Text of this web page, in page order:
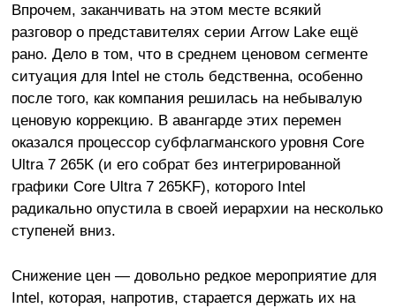
Впрочем, заканчивать на этом месте всякий
разговор о представителях серии Arrow Lake ещё
рано. Дело в том, что в среднем ценовом сегменте
ситуация для Intel не столь бедственна, особенно
после того, как компания решилась на небывалую
ценовую коррекцию. В авангарде этих перемен
оказался процессор субфлагманского уровня Core
Ultra 7 265K (и его собрат без интегрированной
графики Core Ultra 7 265KF), которого Intel
радикально опустила в своей иерархии на несколько
ступеней вниз.
Снижение цен — довольно редкое мероприятие для
Intel, которая, напротив, старается держать их на